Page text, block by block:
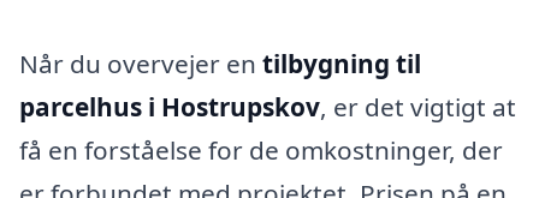
Når du overvejer en tilbygning til
parcelhus i Hostrupskov, er det vigtigt at
få en forståelse for de omkostninger, der